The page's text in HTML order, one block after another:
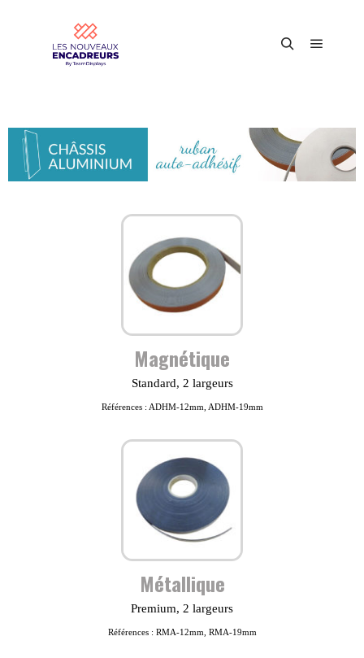
Magnétique
Standard, 2 largeurs
Références : ADHM-12mm, ADHM-19mm
Métallique
Premium, 2 largeurs
Références : RMA-12mm, RMA-19mm